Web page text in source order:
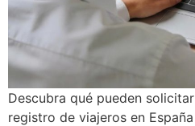
Descubra qué pueden
registro de viajeros en